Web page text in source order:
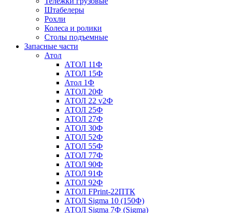
Штабелеры
Рохли
Колеса и ролики
Столы подъемные
Запасные части
Атол
АТОЛ 11Ф
АТОЛ 15Ф
Атол 1Ф
АТОЛ 20Ф
АТОЛ 22 v2Ф
АТОЛ 25Ф
АТОЛ 27Ф
АТОЛ 30Ф
АТОЛ 52Ф
АТОЛ 55Ф
АТОЛ 77Ф
АТОЛ 90Ф
АТОЛ 91Ф
АТОЛ 92Ф
АТОЛ FPrint-22ПТК
АТОЛ Sigma 10 (150Ф)
АТОЛ Sigma 7Ф (Sigma)